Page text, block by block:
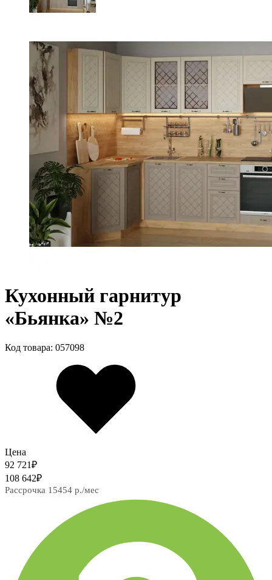
Кухонный гарнитур
«Бьянка» №2
Код товара: 057098
Цена
92 721₽
108 642₽
Рассрочка 15454 р./мес